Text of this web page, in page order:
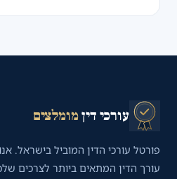
עורכי דיןמומלצים
פורטל עורכי הדין המוביל בישראל.
עורך הדין המתאים ביותר לצרכים